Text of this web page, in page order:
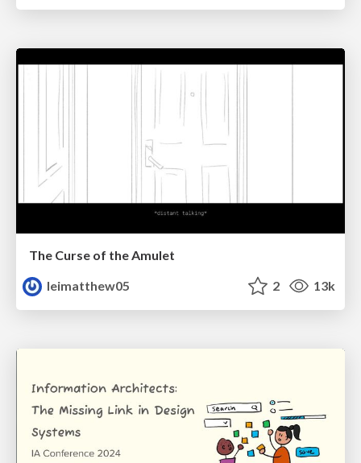
The Curse of the Amulet
leimatthew05
2 13k